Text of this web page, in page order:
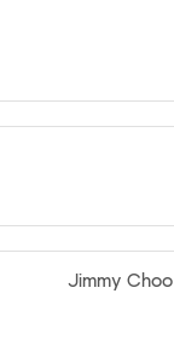
Jimmy Choo